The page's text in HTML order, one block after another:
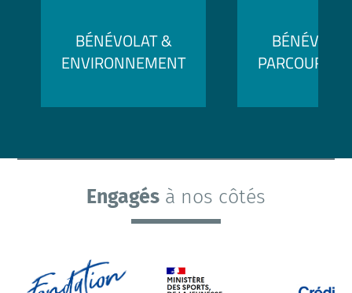
BÉNÉVOLAT &
ENVIRONNEMENT
PARCOURS
Engagés à nos côtés